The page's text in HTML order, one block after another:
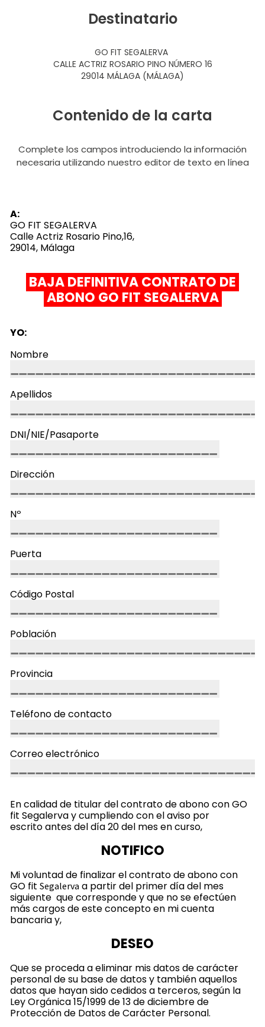
Destinatario
GO FIT SEGALERVA
CALLE ACTRIZ ROSARIO PINO NÚMERO 16
29014 MÁLAGA (MÁLAGA)
Contenido de la carta
Complete los campos introduciendo la información
necesaria utilizando nuestro editor de texto en línea
A:
GO FIT SEGALERVA
Calle Actriz Rosario Pino,16,
29014, Málaga
BAJA DEFINITIVA CONTRATO DE
ABONO GO FIT SEGALERVA
YO:
Nombre
Apellidos
DNI/NIE/Pasaporte
Dirección
Nº
Puerta
Código Postal
Población
Provincia
Teléfono de contacto
Correo electrónico
En calidad de titular del contrato de abono con GO
fit Segalerva y cumpliendo con el aviso por
escrito antes del día 20 del mes en curso,
NOTIFICO
Mi voluntad de finalizar el contrato de abono con
GO fit Segalerva a partir del primer día del mes
siguiente que corresponde y que no se efectúen
más cargos de este concepto en mi cuenta
bancaria y,
DESEO
Que se proceda a eliminar mis datos de carácter
personal de su base de datos y también aquellos
datos que hayan sido cedidos a terceros, según la
Ley Orgánica 15/1999 de 13 de diciembre de
Protección de Datos de Carácter Personal.